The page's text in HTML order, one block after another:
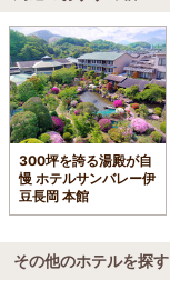
300坪を誇る湯殿が自
慢 ホテルサンバレー伊
豆長岡 本館
その他のホテルを探す